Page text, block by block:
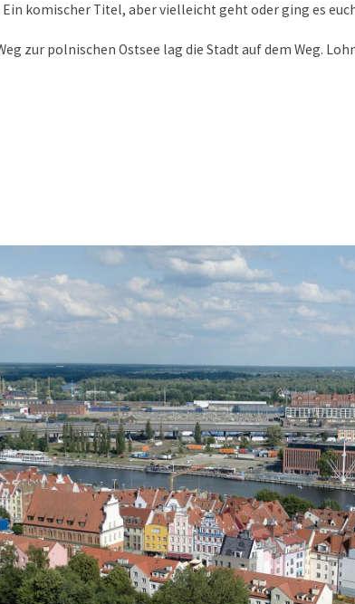
Ein komischer Titel, aber vielleicht geht oder ging es
zur polnischen Ostsee lag die Stadt auf dem Weg.